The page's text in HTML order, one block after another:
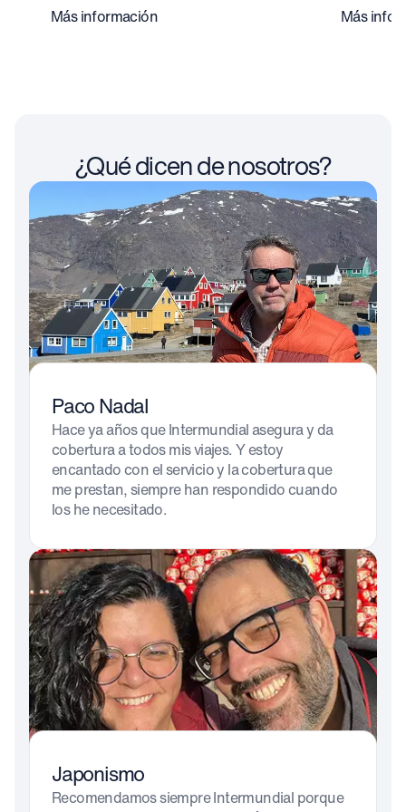
Más información
Más
¿Qué dicen de nosotros?
Paco Nadal
Hace ya años que Intermundial asegura y da
cobertura a todos mis viajes. Y estoy
encantado con el servicio y la cobertura que
me prestan, siempre han respondido cuando
los he necesitado.
Japonismo
Recomendamos siempre Intermundial porque